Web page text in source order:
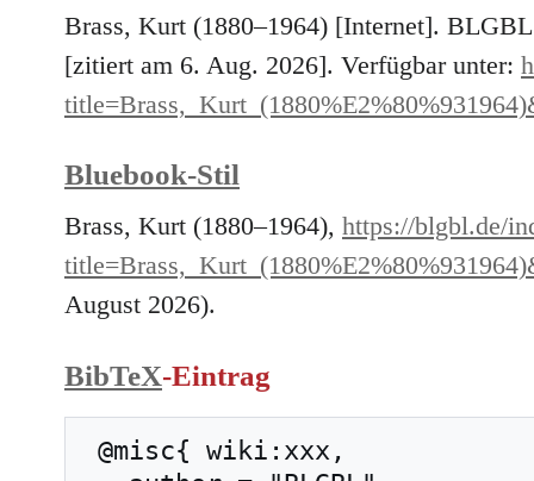
Brass, Kurt (1880–1964) [Internet].
[zitiert am 6. Aug. 2026]. Verfügbar unter:
Bluebook-Stil
Brass, Kurt (1880–1964), https://blgbl.de/
August 2026).
BibTeX-Eintrag